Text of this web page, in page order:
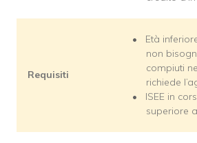
Requisiti
Età
non
compiuti
richiede
ISEE in
superiore